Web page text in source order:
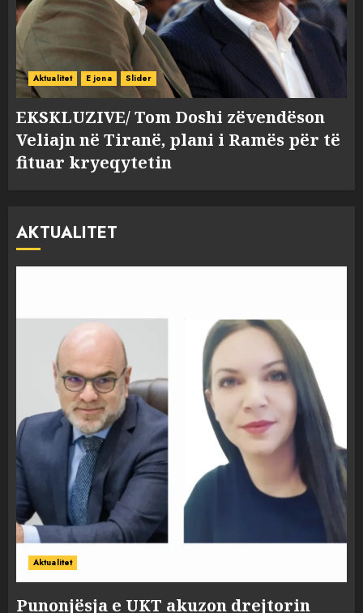
Aktualitet E jona Slider
EKSKLUZIVE/ Tom Doshi zëvendëson
Veliajn në Tiranë, plani i Ramës për të
fituar kryeqytetin
AKTUALITET
Aktualitet
Punonjësja e UKT akuzon drejtorin